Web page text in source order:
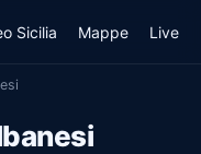
Sicilia Mappe Live